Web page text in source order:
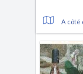
A côté